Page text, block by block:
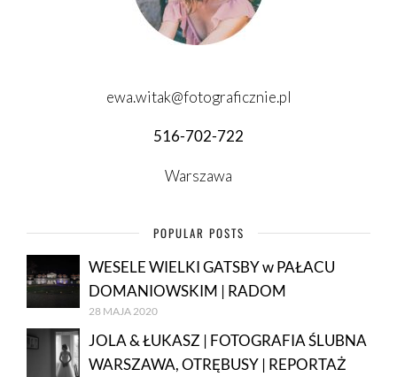
ewa.witak@fotograficznie.pl
516-702-722
Warszawa
POPULAR POSTS
WESELE WIELKI GATSBY w PAŁACU
DOMANIOWSKIM | RADOM
28 MAJA 2020
JOLA & ŁUKASZ | FOTOGRAFIA ŚLUBNA
WARSZAWA, OTRĘBUSY | REPORTAŻ